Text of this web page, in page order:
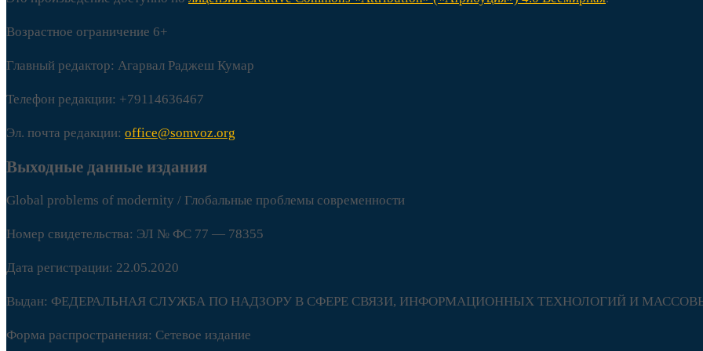
Возрастное ограничение 6+
Главный редактор: Агарвал Раджеш Кумар
Телефон редакции: +79114636467
Эл. почта редакции: office@somvoz.org
Выходные данные издания
Global problems of modernity / Глобальные проблемы современности
Номер свидетельства: ЭЛ № ФС 77 — 78355
Дата регистрации: 22.05.2020
Выдан: ФЕДЕРАЛЬНАЯ СЛУЖБА ПО НАДЗОРУ В СФЕРЕ СВЯЗИ, ИНФОРМАЦИОННЫХ ТЕХНОЛОГИЙ И
Форма распространения: Сетевое издание